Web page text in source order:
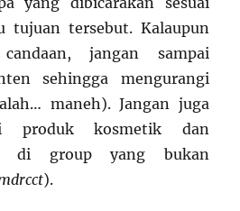
tujuan tersebut. Kalaupun
jangan sampai
sehingga mengurangi
maneh). Jangan juga
produk kosmetik dan
di group yang bukan
).